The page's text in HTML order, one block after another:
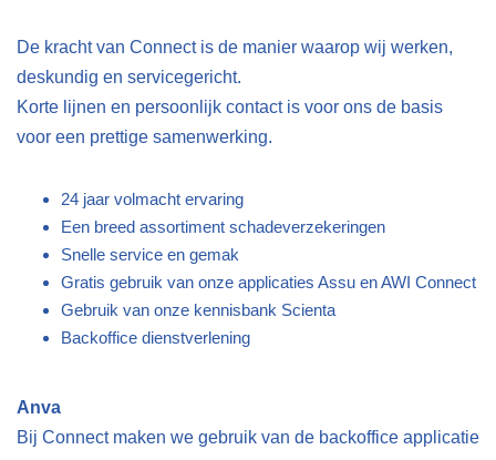
De kracht van Connect is de manier waarop wij werken,
deskundig en servicegericht.
Korte lijnen en persoonlijk contact is voor ons de basis
voor een prettige samenwerking.
24 jaar volmacht ervaring
Een breed assortiment schadeverzekeringen
Snelle service en gemak
Gratis gebruik van onze applicaties Assu en AWI Connect
Gebruik van onze kennisbank Scienta
Backoffice dienstverlening
Anva
Bij Connect maken we gebruik van de backoffice applicatie